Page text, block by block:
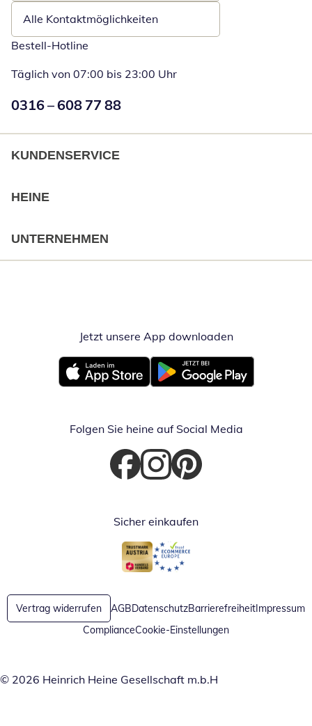
Alle Kontaktmöglichkeiten
Bestell-Hotline
Täglich von 07:00 bis 23:00 Uhr
Numéro de téléphone:
0316 – 608 77 88
KUNDENSERVICE
HEINE
UNTERNEHMEN
Jetzt unsere App downloadenÖffnet in
Öffnet in neuem FensterÖffnet in neuem Fenster
Folgen Sie heine auf Social Media
Öffnet in neuem Fenster
Öffnet in neuem Fenster
Öffnet in neuem Fenster
Sicher einkaufen
Öffnet in neuem Fenster
Öffnet in neuem Fenster
Vertrag widerrufen AGBDatenschutzBarrierefreiheitImpressum
ComplianceCookie-Einstellungen
© 2026 Heinrich Heine Gesellschaft m.b.H